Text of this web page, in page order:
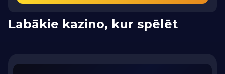
Labākie kazino, kur spēlēt